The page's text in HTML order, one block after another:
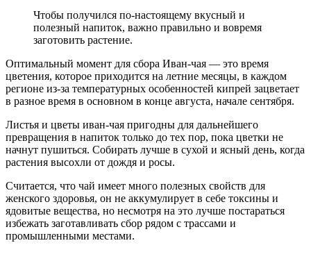
Чтобы получился по-настоящему вкусный и
полезный напиток, важно правильно и вовремя
заготовить растение.
Оптимальный момент для сбора Иван-чая — это время
цветения, которое приходится на летние месяцы, в каждом
регионе из-за температурных особенностей кипрей зацветает
в разное время в основном в конце августа, начале сентября.
Листья и цветы иван-чая пригодны для дальнейшего
превращения в напиток только до тех пор, пока цветки не
начнут пушиться. Собирать лучше в сухой и ясный день, когда
растения высохли от дождя и росы.
Считается, что чай имеет много полезных свойств для
женского здоровья, он не аккумулирует в себе токсины и
ядовитые вещества, но несмотря на это лучше постараться
избежать заготавливать сбор рядом с трассами и
промышленными местами.